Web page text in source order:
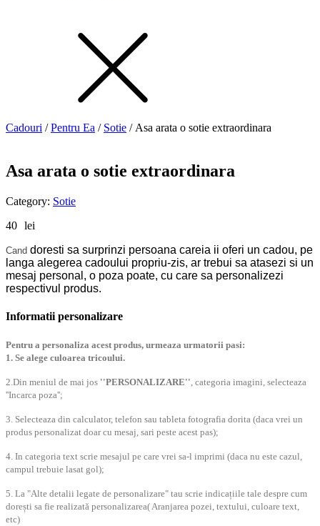
Cadouri /Pentru Ea / Sotie / Asa arata o sotie extraordinara
Asa arata o sotie extraordinara
Category: Sotie
40 lei
Cand doresti sa surprinzi persoana careia ii oferi un cadou, pe
langa alegerea cadoului propriu-zis, ar trebui sa atasezi si un
mesaj personal, o poza poate, cu care sa personalizezi
respectivul produs.
Informatii personalizare
Pentru a personaliza acest produs, urmeaza urmatorii pasi:
1. Se alege culoarea tricoului.
2.Din meniul de mai jos ''PERSONALIZARE'', categoria imagini, selecteaza
''Incarca poza'';
3. Selecteaza din calculator, telefon sau tableta fotografia dorita (daca vrei un
produs personalizat doar cu mesaj, sari peste acest pas);
4. In categoria text scrie mesajul pe care vrei sa-l imprimi (daca nu este cazul,
campul trebuie lasat gol);
5. La "Alte detalii legate de personalizare" tau scrie indicațiile tale despre cum
dorești sa fie realizată personalizarea( Aranjarea pozei, textului, culoare text,
etc)